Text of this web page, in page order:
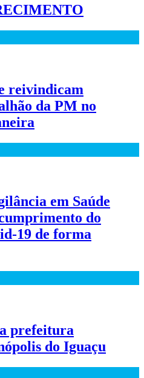
reivindicam
da PM no
em Saúde
do
19 de forma
prefeitura
do Iguaçu